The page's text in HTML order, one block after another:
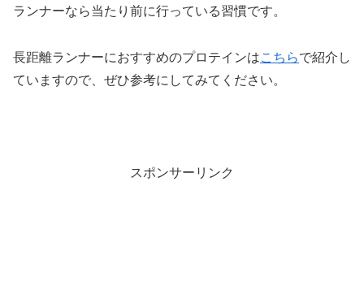
ランナーなら当たり前に行っている習慣です。
長距離ランナーにおすすめのプロテインはこちらで紹介し
ていますので、ぜひ参考にしてみてください。
スポンサーリンク